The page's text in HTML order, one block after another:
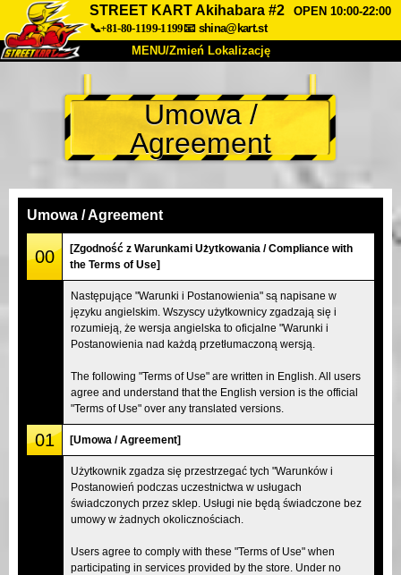
STREET KART Akihabara #2
OPEN 10:00-22:00
📞+81-80-1199-1199📧 shina@kart.st
MENU/Zmień Lokalizację
O nas Specyfikacja Cena
Dojazd Opinie FAQ
Zmień Lokalizację
Tokyo Shinagawa
Tokyo Akihabara#2
Tokyo Shibuya Annex Tokyo Bay
Tokyo Asakusa Osaka
Umowa /
Agreement
Umowa / Agreement
00
[Zgodność z Warunkami Użytkowania / Compliance with
the Terms of Use]
Następujące "Warunki i Postanowienia" są napisane w
języku angielskim. Wszyscy użytkownicy zgadzają się i
rozumieją, że wersja angielska to oficjalne "Warunki i
Postanowienia nad każdą przetłumaczoną wersją.
The following "Terms of Use" are written in English. All users
agree and understand that the English version is the official
"Terms of Use" over any translated versions.
01 [Umowa / Agreement]
Użytkownik zgadza się przestrzegać tych "Warunków i
Postanowień podczas uczestnictwa w usługach
świadczonych przez sklep. Usługi nie będą świadczone bez
umowy w żadnych okolicznościach.
Users agree to comply with these "Terms of Use" when
participating in services provided by the store. Under no